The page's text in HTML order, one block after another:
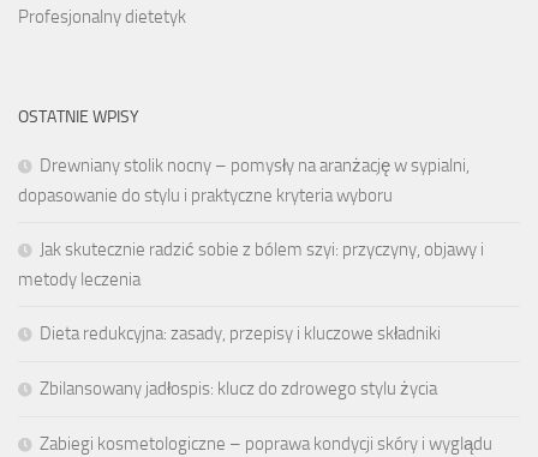
Profesjonalny dietetyk
OSTATNIE WPISY
Drewniany stolik nocny – pomysły na aranżację w sypialni,
dopasowanie do stylu i praktyczne kryteria wyboru
Jak skutecznie radzić sobie z bólem szyi: przyczyny, objawy i
metody leczenia
Dieta redukcyjna: zasady, przepisy i kluczowe składniki
Zbilansowany jadłospis: klucz do zdrowego stylu życia
Zabiegi kosmetologiczne – poprawa kondycji skóry i wyglądu